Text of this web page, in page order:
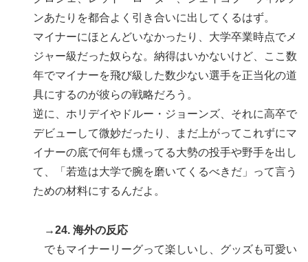
ンあたりを都合よく引き合いに出してくるはず。
マイナーにほとんどいなかったり、大学卒業時点でメ
ジャー級だった奴らな。納得はいかないけど、ここ数
年でマイナーを飛び級した数少ない選手を正当化の道
具にするのが彼らの戦略だろう。
逆に、ホリデイやドルー・ジョーンズ、それに高卒で
デビューして微妙だったり、まだ上がってこれずにマ
イナーの底で何年も燻ってる大勢の投手や野手を出し
て、「若造は大学で腕を磨いてくるべきだ」って言う
ための材料にするんだよ。
→24. 海外の反応
でもマイナーリーグって楽しいし、グッズも可愛い